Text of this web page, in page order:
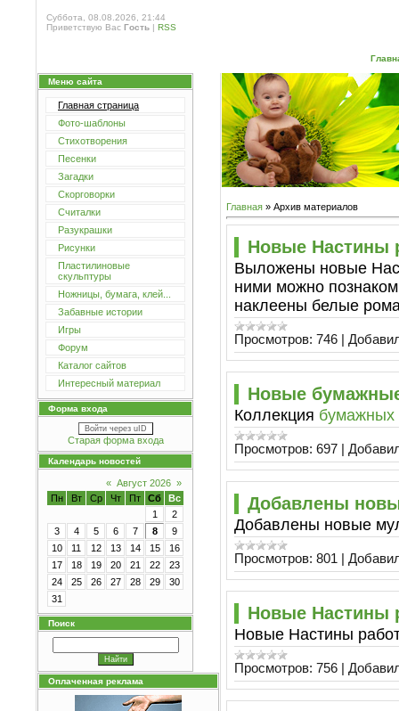
Суббота, 08.08.2026, 21:44
Приветствую Вас Гость | RSS
Меню сайта
Главная страница
Фото-шаблоны
Стихотворения
Песенки
Загадки
Скорговорки
Считалки
Разукрашки
Рисунки
Пластилиновые
скульптуры
Ножницы, бумага, клей...
Забавные истории
Игры
Форум
Каталог сайтов
Интересный материал
Форма входа
Войти через uID
Старая форма входа
Календарь новостей
« Август 2026 »
Пн
Вт Ср Чт Пт Сб
Вс
1
2
3
4 5 6 7 8
9
10
11 12 13 14 15
16
17
18 19 20 21 22
23
24
25 26 27 28 29
30
31
Поиск
Оплаченная реклама
Главная » Архив материалов
Новые Настины
Выложены новые
ними можно
наклеены белые
Просмотров: 746 |
Новые
Коллекция бумажных
Просмотров: 697 |
Добавлены
Добавлены новые
Просмотров: 801 |
Новые Настины
Новые Настины
Просмотров: 756 |